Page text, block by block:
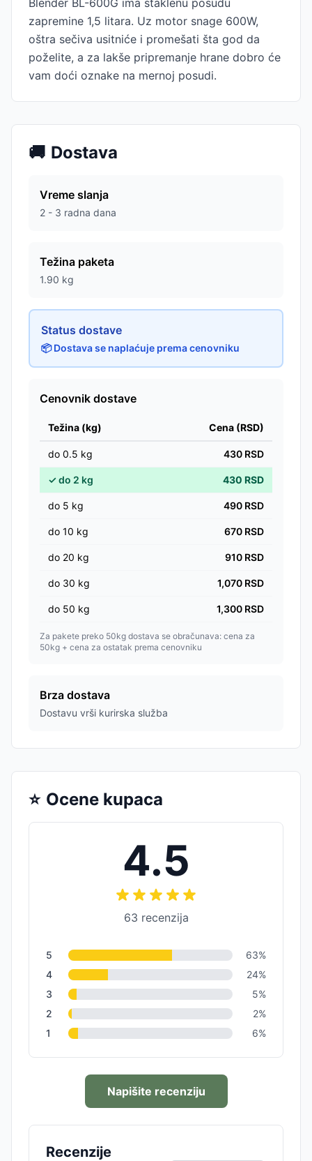
Blender BL-600G ima staklenu posudu
zapremine 1,5 litara. Uz motor snage 600W,
oštra sečiva usitniće i promešati šta god da
poželite, a za lakše pripremanje hrane dobro će
vam doći oznake na mernoj posudi.
🚚 Dostava
Vreme slanja
2 - 3 radna dana
Težina paketa
1.90 kg
Status dostave
📦 Dostava se naplaćuje prema cenovniku
Cenovnik dostave
Težina (kg) Cena (RSD)
do 0.5 kg 430 RSD
✓do 2 kg 430 RSD
do 5 kg 490 RSD
do 10 kg 670 RSD
do 20 kg 910 RSD
do 30 kg 1,070 RSD
do 50 kg 1,300 RSD
Za pakete preko 50kg dostava se obračunava: cena za
50kg + cena za ostatak prema cenovniku
Brza dostava
Dostavu vrši kurirska služba
⭐ Ocene kupaca
4.5
63 recenzija
5 63%
4
24%
3
5%
2
2%
1
6%
Napišite recenziju
Recenzije